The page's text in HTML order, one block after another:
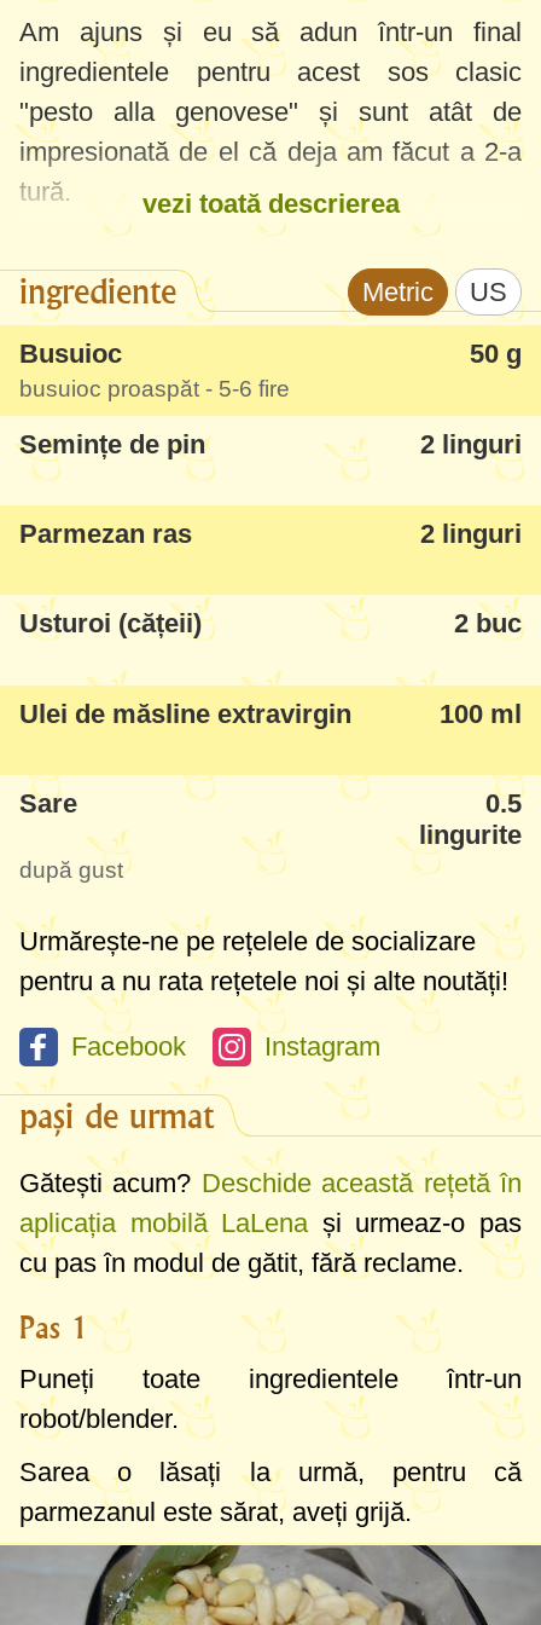
Am ajuns și eu să adun într-un final
ingredientele pentru acest sos clasic
"pesto alla genovese" și sunt atât de
impresionată de el că deja am făcut a 2-a
tură.
și de laEVI, busuioc mult și proaspăt am
găsit în piață, parmezanul chiar nu mai
este o problemă - așa că se poate :)
Este foarte aromat, fin și gustos - acum cu
sezonul roșiilor gustoase sigur o să-l puteți
folosi la maxim. Îl am în frigider și oricând
roșii, brânză, etc.
vezi toată descrierea
ingrediente Metric US
Busuioc 50 g
busuioc proaspăt - 5-6 fire
Semințe de pin 2 linguri
Parmezan ras 2 linguri
Usturoi (cățeii) 2 buc
Ulei de măsline extravirgin 100 ml
Sare
0.5
lingurite
după gust
Urmărește-ne pe rețelele de socializare
pentru a nu rata rețetele noi și alte noutăți!
Facebook Instagram
pași de urmat
Gătești acum? Deschide această rețetă în
aplicația mobilă LaLena și urmeaz-o pas
cu pas în modul de gătit, fără reclame.
Pas 1
Puneți toate ingredientele într-un
robot/blender.
Sarea o lăsați la urmă, pentru că
parmezanul este sărat, aveți grijă.